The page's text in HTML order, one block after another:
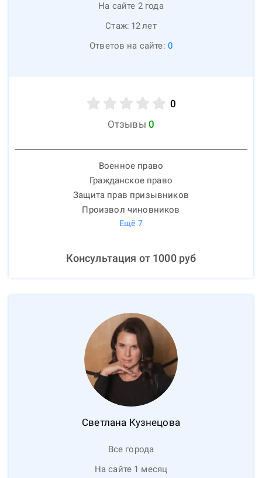
На сайте 2 года
Стаж: 12лет
Ответов на сайте: 0
0
Отзывы 0
Военное право
Гражданское право
Защита прав призывников
Произвол чиновников
Ещё 7
Консультация от 1000руб
Светлана Кузнецова
Все города
На сайте 1 месяц